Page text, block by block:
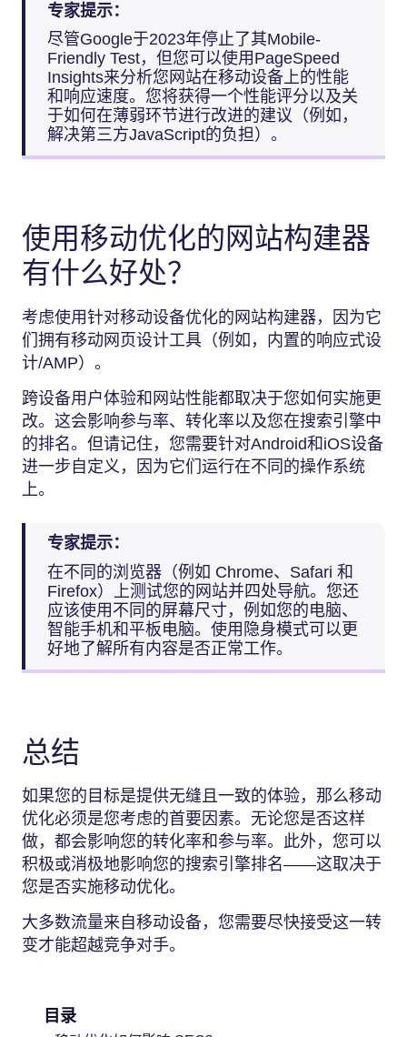
专家提示：
尽管Google于2023年停止了其Mobile-
Friendly Test，但您可以使用PageSpeed
Insights来分析您网站在移动设备上的性能
和响应速度。您将获得一个性能评分以及关
于如何在薄弱环节进行改进的建议（例如，
解决第三方JavaScript的负担）。
使用移动优化的网站构建器
有什么好处？
考虑使用针对移动设备优化的网站构建器，因为它
们拥有移动网页设计工具（例如，内置的响应式设
计/AMP）。
跨设备用户体验和网站性能都取决于您如何实施更
改。这会影响参与率、转化率以及您在搜索引擎中
的排名。但请记住，您需要针对Android和iOS设备
进一步自定义，因为它们运行在不同的操作系统
上。
专家提示：
在不同的浏览器（例如 Chrome、Safari 和
Firefox）上测试您的网站并四处导航。您还
应该使用不同的屏幕尺寸，例如您的电脑、
智能手机和平板电脑。使用隐身模式可以更
好地了解所有内容是否正常工作。
总结
如果您的目标是提供无缝且一致的体验，那么移动
优化必须是您考虑的首要因素。无论您是否这样
做，都会影响您的转化率和参与率。此外，您可以
积极或消极地影响您的搜索引擎排名——这取决于
您是否实施移动优化。
大多数流量来自移动设备，您需要尽快接受这一转
变才能超越竞争对手。
目录